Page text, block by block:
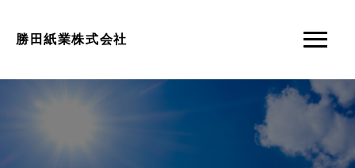
勝田紙業株式会社